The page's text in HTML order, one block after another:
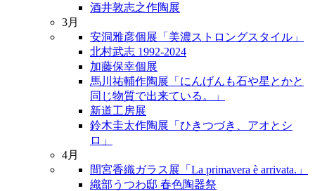
酒井敦志之作陶展
3月
安洞雅彦個展「美濃ストロングスタイル」
北村武志 1992-2024
加藤保幸個展
馬川祐輔作陶展「にんげんも石や星とかと
同じ物質で出来ている。」
新道工房展
鈴木圭太作陶展「ひきつづき、アオとシ
ロ」
4月
間宮香織ガラス展「La primavera è arrivata.」
織部うつわ邸 春色陶器祭